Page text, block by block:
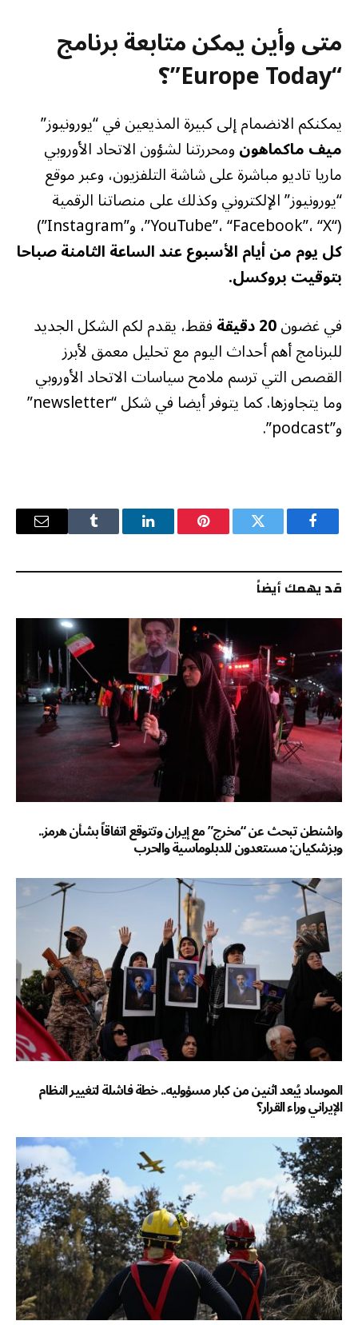
متى وأين يمكن متابعة برنامج
“Europe Today”؟
يمكنكم الانضمام إلى كبيرة المذيعين في “يورونيوز”
ميف ماكماهونومحررتنا لشؤون الاتحاد الأوروبي
ماريا تاديو مباشرة على شاشة التلفزيون، وعبر موقع
“يورونيوز” الإلكتروني وكذلك على منصاتنا الرقمية
(“YouTube”، “Facebook”، “X”، و”Instagram”)
كل يوم من أيام الأسبوع عند الساعة الثامنة صباحا
بتوقيت بروكسل.
في غضون20 دقيقة
فقط، يقدم لكم الشكل الجديد
للبرنامج أهم أحداث اليوم مع تحليل معمق لأبرز
القصص التي ترسم ملامح سياسات الاتحاد الأوروبي
وما يتجاوزها. كما يتوفر أيضا في شكل “newsletter”
و”podcast”.
فيسبوك تويتر بينتيريستلينكدإن Tumblr
البريد
قد يهمك أيضاً
واشنطن تبحث عن “مخرج” مع إيران وتتوقع اتفاقاً بشأن هرمز..
وبزشكيان: مستعدون للدبلوماسية والحرب
الموساد يُبعد اثنين من كبار مسؤوليه.. خطة فاشلة لتغيير النظام
الإيراني وراء القرار؟